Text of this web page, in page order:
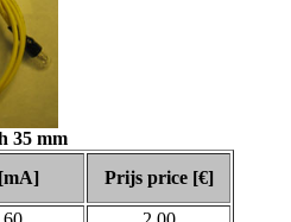
35 mm
Prijs price [€]